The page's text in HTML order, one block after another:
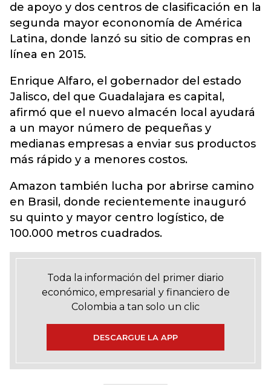
de apoyo y dos centros de clasificación en la
segunda mayor econonomía de América
Latina, donde lanzó su sitio de compras en
línea en 2015.
Enrique Alfaro, el gobernador del estado
Jalisco, del que Guadalajara es capital,
afirmó que el nuevo almacén local ayudará
a un mayor número de pequeñas y
medianas empresas a enviar sus productos
más rápido y a menores costos.
Amazon también lucha por abrirse camino
en Brasil, donde recientemente inauguró
su quinto y mayor centro logístico, de
100.000 metros cuadrados.
Toda la información del primer diario
económico, empresarial y financiero de
Colombia a tan solo un clic
DESCARGUE LA APP